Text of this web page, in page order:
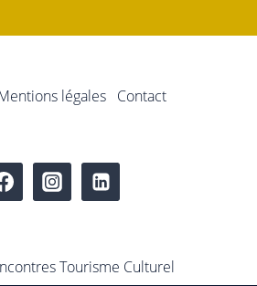
légales Contact
Tourisme Culturel